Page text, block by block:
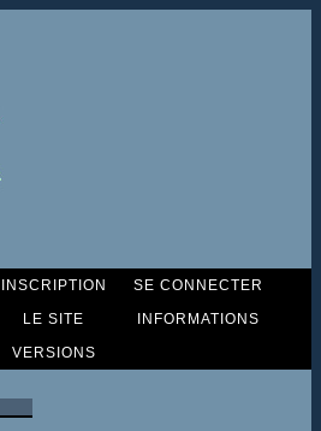
INSCRIPTION
SE CONNECTER
LE SITE
INFORMATIONS
VERSIONS